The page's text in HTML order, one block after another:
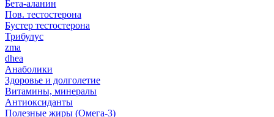
Бета-аланин
Пов. тестостерона
Бустер тестостерона
Трибулус
zma
dhea
Анаболики
Здоровье и долголетие
Витамины, минералы
Антиоксиданты
Полезные жиры (Омега-3)